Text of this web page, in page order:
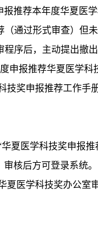
报推荐本年度华夏医学
（通过形式审查）但
程序后，主动提出撤
申报推荐华夏医学科
技奖申报推荐工作手
夏医学科技奖申报推
核后方可登录系统。
夏医学科技奖办公